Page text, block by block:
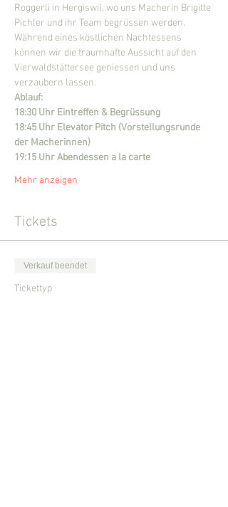
Roggerli in Hergiswil, wo uns Macherin Brigitte
Pichler und ihr Team begrüssen werden.
Während eines köstlichen Nachtessens
können wir die traumhafte Aussicht auf den
Vierwaldstättersee geniessen und uns
verzaubern lassen.
Ablauf:
18:30 Uhr Eintreffen & Begrüssung
18:45 Uhr Elevator Pitch (Vorstellungsrunde
der Macherinnen)
19:15 Uhr Abendessen a la carte
Mehr anzeigen
Tickets
Verkauf beendet
Tickettyp